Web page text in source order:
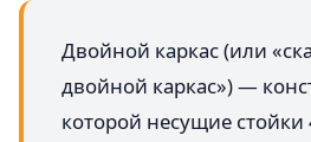
Двойной каркас (или
двойной каркас») —
которой несущие